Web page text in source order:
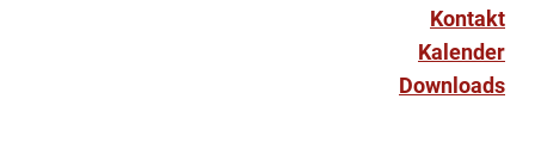
Kontakt
Kalender
Downloads